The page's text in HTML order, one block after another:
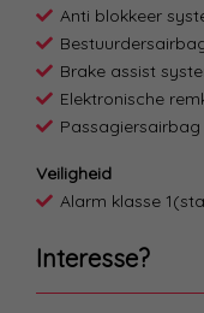
Anti blokkeer
Brake assist
Elektronische
Passagiersairbag
Veiligheid
Alarm klasse
Interesse?